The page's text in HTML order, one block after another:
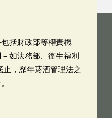
括財政部等權責機
如法務部、衛生福利
，歷年菸酒管理法之